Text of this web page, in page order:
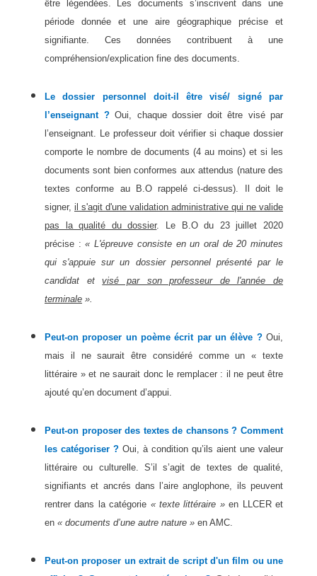
être légendées. Les documents s’inscrivent dans une
période donnée et une aire géographique précise et
signifiante. Ces données contribuent à une
compréhension/explication fine des documents.
Le dossier personnel doit-il être visé/ signé par
l’enseignant ? Oui, chaque dossier doit être visé par
l’enseignant. Le professeur doit vérifier si chaque dossier
comporte le nombre de documents (4 au moins) et si les
documents sont bien conformes aux attendus (nature des
textes conforme au B.O rappelé ci-dessus). Il doit le
signer, il s'agit d'une validation administrative qui ne valide
pas la qualité du dossier. Le B.O du 23 juillet 2020
précise :« L'épreuve consiste en un oral de 20 minutes
qui s'appuie sur un dossier personnel présenté par le
candidat etvisé par son professeur de l'année de
terminale ».
Peut-on proposer un poème écrit par un élève ? Oui,
mais il ne saurait être considéré comme un « texte
littéraire » et ne saurait donc le remplacer : il ne peut être
ajouté qu’en document d’appui.
Peut-on proposer des textes de chansons ? Comment
les catégoriser ? Oui,
à condition qu’ils aient une valeur
littéraire ou culturelle. S’il s’agit de textes de qualité,
signifiants et ancrés dans l’aire anglophone, ils peuvent
rentrer dans la catégorie « texte littéraire »en LLCER et
en « documents d’une autre nature » en AMC.
Peut-on proposer un extrait de script d'un film ou une